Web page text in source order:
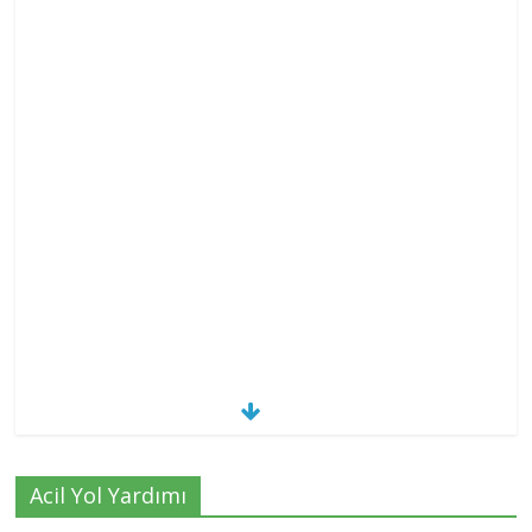
Acil Yol Yardımı